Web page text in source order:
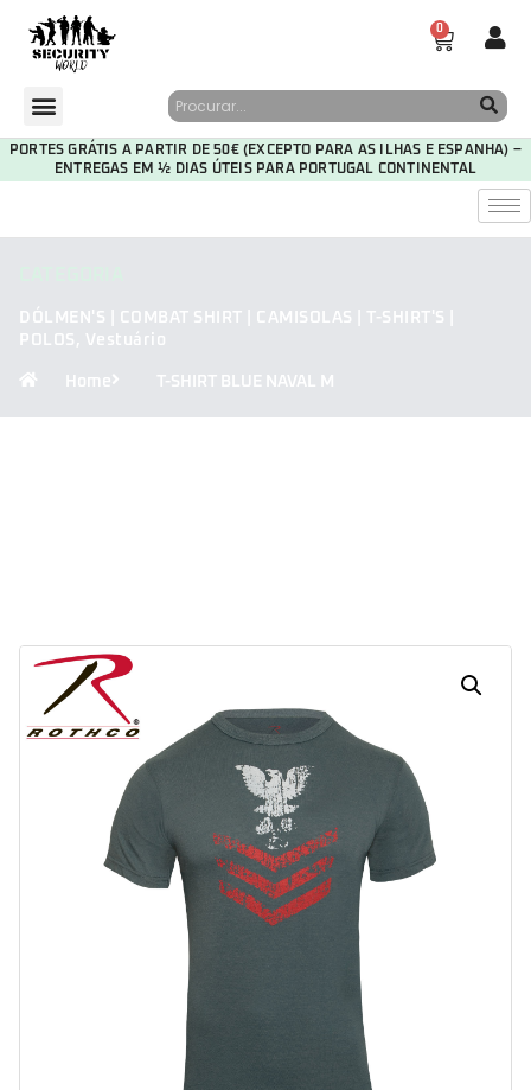
0
PORTES GRÁTIS A PARTIR DE 50€ (EXCEPTO PARA AS ILHAS E ESPANHA) –
ENTREGAS EM ½ DIAS ÚTEIS PARA PORTUGAL CONTINENTAL
DÓLMEN'S | COMBAT SHIRT | CAMISOLAS | T-SHIRT'S |
POLOS , Vestuário
Home T-SHIRT BLUE NAVAL M